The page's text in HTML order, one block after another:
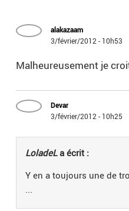
alakazaam
3/février/2012 - 10h53
Malheureusement je
Devar
3/février/2012 - 10h25
LoladeLa écrit :
Y en a toujours une de
...